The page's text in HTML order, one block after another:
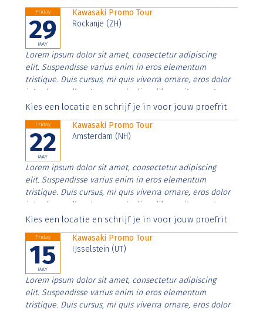
Friday
29
MAY
Kawasaki Promo Tour
Rockanje (ZH)
Lorem ipsum dolor sit amet, consectetur adipiscing
elit. Suspendisse varius enim in eros elementum
tristique. Duis cursus, mi quis viverra ornare, eros dolor
interdum nulla, ut commodo diam libero vitae erat.
Aenean faucibus nibh et justo cursus id rutrum lorem
Kies een locatie en schrijf je in voor jouw proefrit
Friday
22
MAY
Kawasaki Promo Tour
Amsterdam (NH)
Lorem ipsum dolor sit amet, consectetur adipiscing
elit. Suspendisse varius enim in eros elementum
tristique. Duis cursus, mi quis viverra ornare, eros dolor
interdum nulla, ut commodo diam libero vitae erat.
Aenean faucibus nibh et justo cursus id rutrum lorem
Kies een locatie en schrijf je in voor jouw proefrit
Friday
15
MAY
Kawasaki Promo Tour
IJsselstein (UT)
Lorem ipsum dolor sit amet, consectetur adipiscing
elit. Suspendisse varius enim in eros elementum
tristique. Duis cursus, mi quis viverra ornare, eros dolor